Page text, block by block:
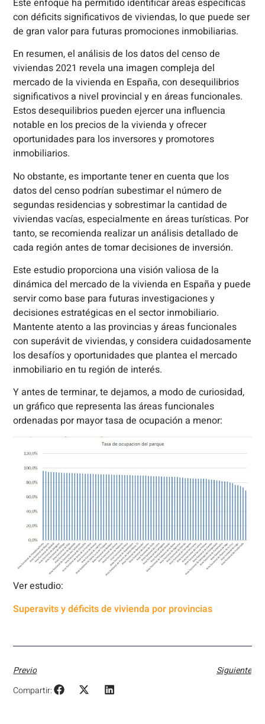
Este enfoque ha permitido identificar áreas específicas
con déficits significativos de viviendas, lo que puede ser
de gran valor para futuras promociones inmobiliarias.
En resumen, el análisis de los datos del censo de
viviendas 2021 revela una imagen compleja del
mercado de la vivienda en España, con desequilibrios
significativos a nivel provincial y en áreas funcionales.
Estos desequilibrios pueden ejercer una influencia
notable en los precios de la vivienda y ofrecer
oportunidades para los inversores y promotores
inmobiliarios.
No obstante, es importante tener en cuenta que los
datos del censo podrían subestimar el número de
segundas residencias y sobrestimar la cantidad de
viviendas vacías, especialmente en áreas turísticas. Por
tanto, se recomienda realizar un análisis detallado de
cada región antes de tomar decisiones de inversión.
Este estudio proporciona una visión valiosa de la
dinámica del mercado de la vivienda en España y puede
servir como base para futuras investigaciones y
decisiones estratégicas en el sector inmobiliario.
Mantente atento a las provincias y áreas funcionales
con superávit de viviendas, y considera cuidadosamente
los desafíos y oportunidades que plantea el mercado
inmobiliario en tu región de interés.
Y antes de terminar, te dejamos, a modo de curiosidad,
un gráfico que representa las áreas funcionales
ordenadas por mayor tasa de ocupación a menor:
Ver estudio:
Superavits y déficits de vivienda por provincias
Previo
Siguiente
Compartir: